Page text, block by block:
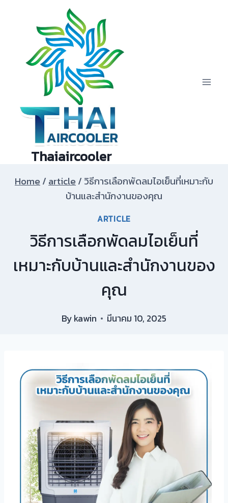
Thaiaircooler
Home / article / วิธีการเลือกพัดลมไอเย็นที่เหมาะกับ
บ้านและสำนักงานของคุณ
ARTICLE
วิธีการเลือกพัดลมไอเย็นที่
เหมาะกับบ้านและสำนักงานของ
คุณ
Bykawin มีนาคม 10, 2025